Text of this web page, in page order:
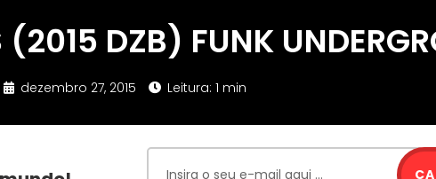
DZB) FUNK
dezembro 27, 2015 Leitura: 1 min